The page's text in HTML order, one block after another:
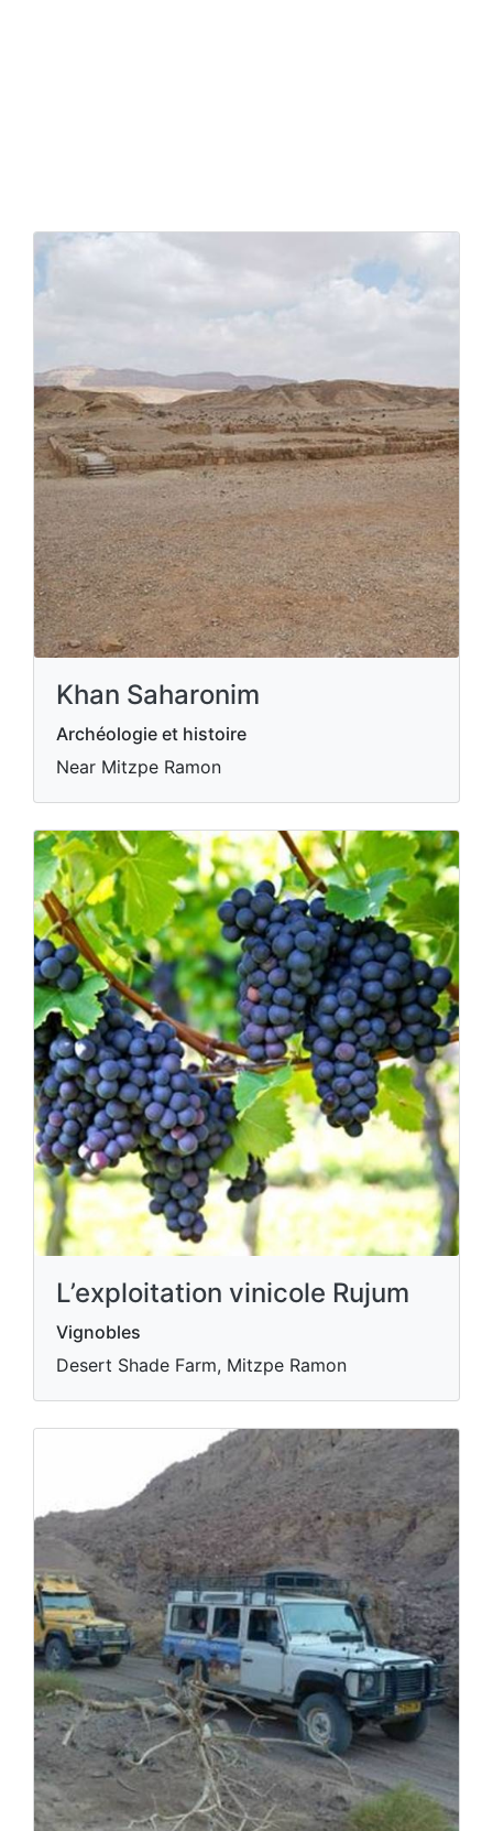
Khan Saharonim
Archéologie et histoire
Near Mitzpe Ramon
L’exploitation vinicole Rujum
Vignobles
Desert Shade Farm, Mitzpe Ramon